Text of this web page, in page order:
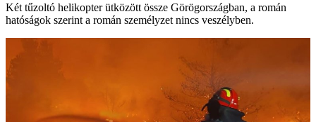
Két tűzoltó helikopter ütközött össze Görögországban, a román
hatóságok szerint a román személyzet nincs veszélyben.